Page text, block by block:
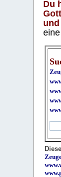
Du